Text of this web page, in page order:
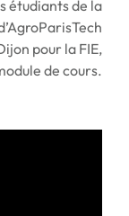
étudiants de la
pour la FIE,
de cours.